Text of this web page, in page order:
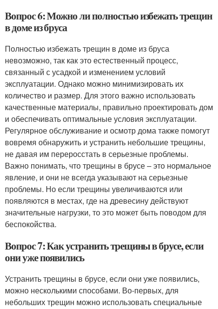
Вопрос 6: Можно ли полностью избежать трещин
в доме из бруса
Полностью избежать трещин в доме из бруса
невозможно, так как это естественный процесс,
связанный с усадкой и изменением условий
эксплуатации. Однако можно минимизировать их
количество и размер. Для этого важно использовать
качественные материалы, правильно проектировать дом
и обеспечивать оптимальные условия эксплуатации.
Регулярное обслуживание и осмотр дома также помогут
вовремя обнаружить и устранить небольшие трещины,
не давая им переросстать в серьезные проблемы.
Важно понимать, что трещины в брусе – это нормальное
явление, и они не всегда указывают на серьезные
проблемы. Но если трещины увеличиваются или
появляются в местах, где на древесину действуют
значительные нагрузки, то это может быть поводом для
беспокойства.
Вопрос 7: Как устранить трещины в брусе, если
они уже появились
Устранить трещины в брусе, если они уже появились,
можно несколькими способами. Во-первых, для
небольших трещин можно использовать специальные